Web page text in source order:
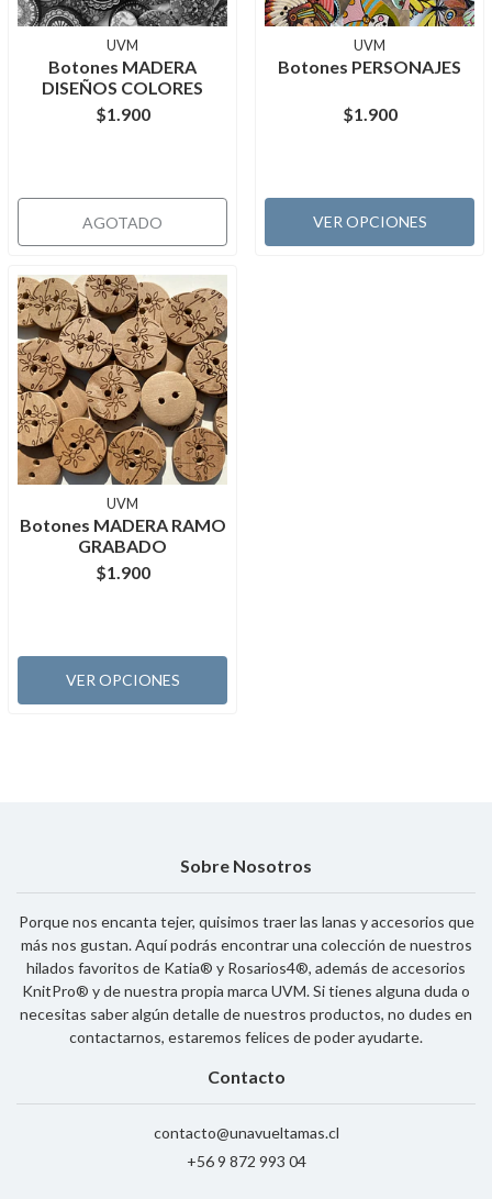
UVM
Botones MADERA
DISEÑOS COLORES
$1.900
AGOTADO
UVM
Botones PERSONAJES
$1.900
VER OPCIONES
UVM
Botones MADERA RAMO
GRABADO
$1.900
VER OPCIONES
Sobre Nosotros
Porque nos encanta tejer, quisimos traer las lanas y accesorios que
más nos gustan. Aquí podrás encontrar una colección de nuestros
hilados favoritos de Katia® y Rosarios4®, además de accesorios
KnitPro® y de nuestra propia marca UVM. Si tienes alguna duda o
necesitas saber algún detalle de nuestros productos, no dudes en
contactarnos, estaremos felices de poder ayudarte.
Contacto
contacto@unavueltamas.cl
+56 9 872 993 04